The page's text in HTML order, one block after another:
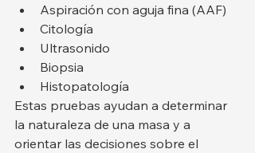
Aspiración con aguja fina (AAF)
Citología
Ultrasonido
Biopsia
Histopatología
Estas pruebas ayudan a determinar
la naturaleza de una masa y a
orientar las decisiones sobre el